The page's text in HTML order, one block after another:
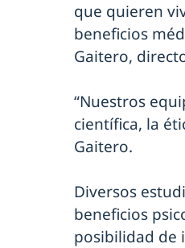
que quieren
beneficios
Gaitero,
“Nuestros
científica, la
Gaitero.
Diversos
beneficios
posibilidad de